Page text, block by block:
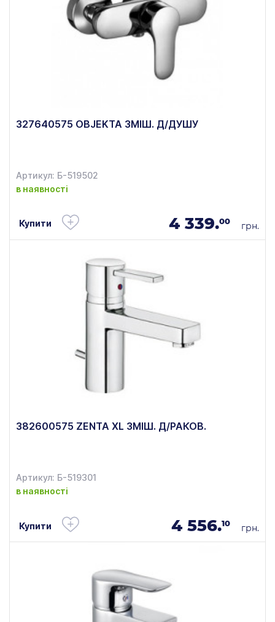
327640575 OBJEKTA ЗМІШ. Д/ДУШУ
Артикул: Б-519502
в наявності
Купити 4 339.00 грн.
382600575 ZENTA XL ЗМІШ. Д/РАКОВ.
Артикул: Б-519301
в наявності
Купити 4 556.10 грн.